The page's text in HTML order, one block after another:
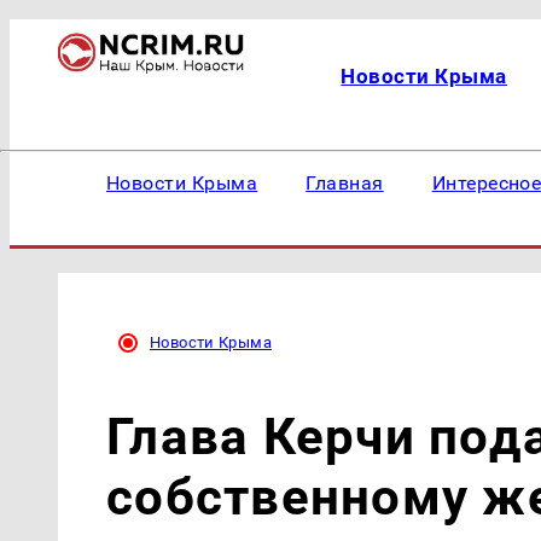
Новости Крыма
Новости Крыма Главная Интересное
Новости Крыма
Глава Керчи
собственному